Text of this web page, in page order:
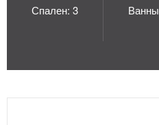
Спален: 3